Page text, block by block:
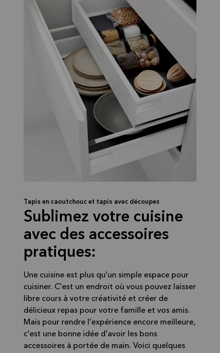
Tapis en caoutchouc et tapis avec découpes
Sublimez votre cuisine
avec des accessoires
pratiques:
Une cuisine est plus qu'un simple espace pour
cuisiner. C'est un endroit où vous pouvez laisser
libre cours à votre créativité et créer de
délicieux repas pour votre famille et vos amis.
Mais pour rendre l'expérience encore meilleure,
c'est une bonne idée d'avoir les bons
accessoires à portée de main. Voici quelques